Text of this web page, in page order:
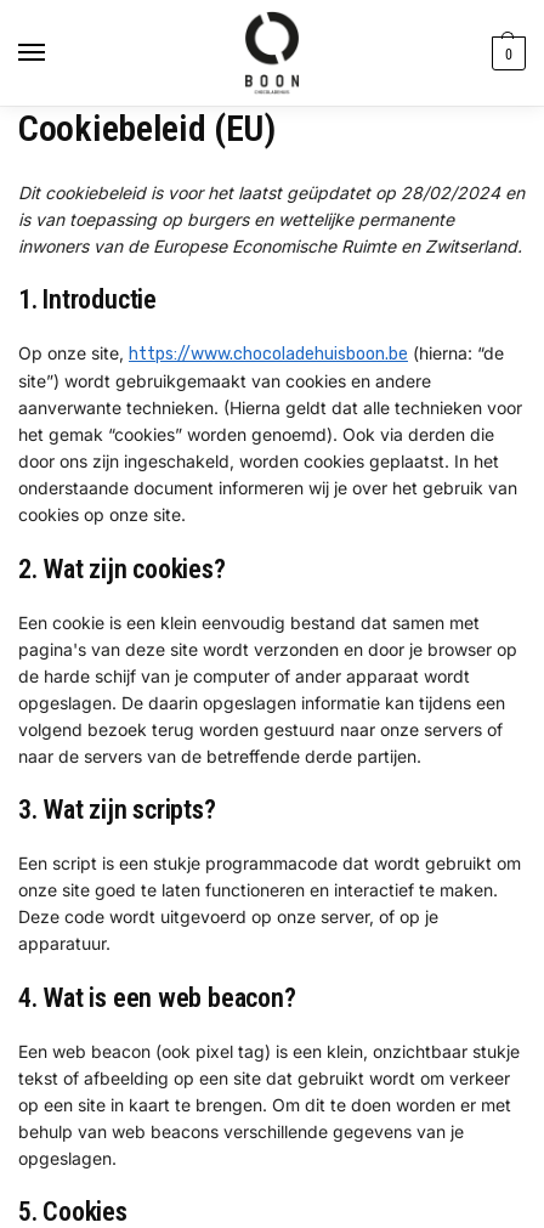
inhoud
0
Cookiebeleid (EU)
Dit cookiebeleid is voor het laatst geüpdatet op 28/02/2024 en
is van toepassing op burgers en wettelijke permanente
inwoners van de Europese Economische Ruimte en Zwitserland.
1. Introductie
Op onze site, https://www.chocoladehuisboon.be (hierna: “de
site”) wordt gebruikgemaakt van cookies en andere
aanverwante technieken. (Hierna geldt dat alle technieken voor
het gemak “cookies” worden genoemd). Ook via derden die
door ons zijn ingeschakeld, worden cookies geplaatst. In het
onderstaande document informeren wij je over het gebruik van
cookies op onze site.
2. Wat zijn cookies?
Een cookie is een klein eenvoudig bestand dat samen met
pagina's van deze site wordt verzonden en door je browser op
de harde schijf van je computer of ander apparaat wordt
opgeslagen. De daarin opgeslagen informatie kan tijdens een
volgend bezoek terug worden gestuurd naar onze servers of
naar de servers van de betreffende derde partijen.
3. Wat zijn scripts?
Een script is een stukje programmacode dat wordt gebruikt om
onze site goed te laten functioneren en interactief te maken.
Deze code wordt uitgevoerd op onze server, of op je
apparatuur.
4. Wat is een web beacon?
Een web beacon (ook pixel tag) is een klein, onzichtbaar stukje
tekst of afbeelding op een site dat gebruikt wordt om verkeer
op een site in kaart te brengen. Om dit te doen worden er met
behulp van web beacons verschillende gegevens van je
opgeslagen.
5. Cookies